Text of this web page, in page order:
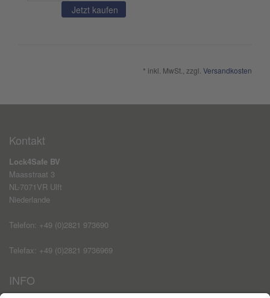
Jetzt kaufen
* inkl. MwSt., zzgl. Versandkosten
Kontakt
Lock4Safe BV
Maasstraat 3
NL-7071VR Ulft
Niederlande
Telefon: +49 (0)2821 973690
Telefax: +49 (0)2821 9736969
INFO